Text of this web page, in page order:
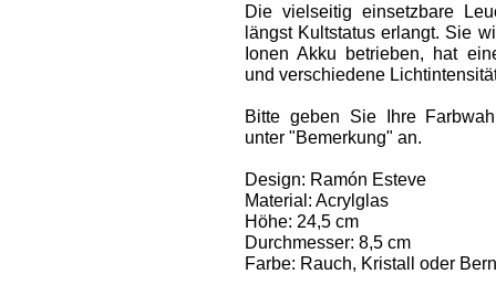
Die vielseitig einsetzbare
längst Kultstatus erlangt. Sie
Ionen Akku betrieben, hat
und verschiedene
Bitte geben Sie Ihre
unter "Bemerkung" an.
Design: Ramón Esteve
Material: Acrylglas
Höhe: 24,5 cm
Durchmesser: 8,5 cm
Farbe: Rauch, Kristall oder